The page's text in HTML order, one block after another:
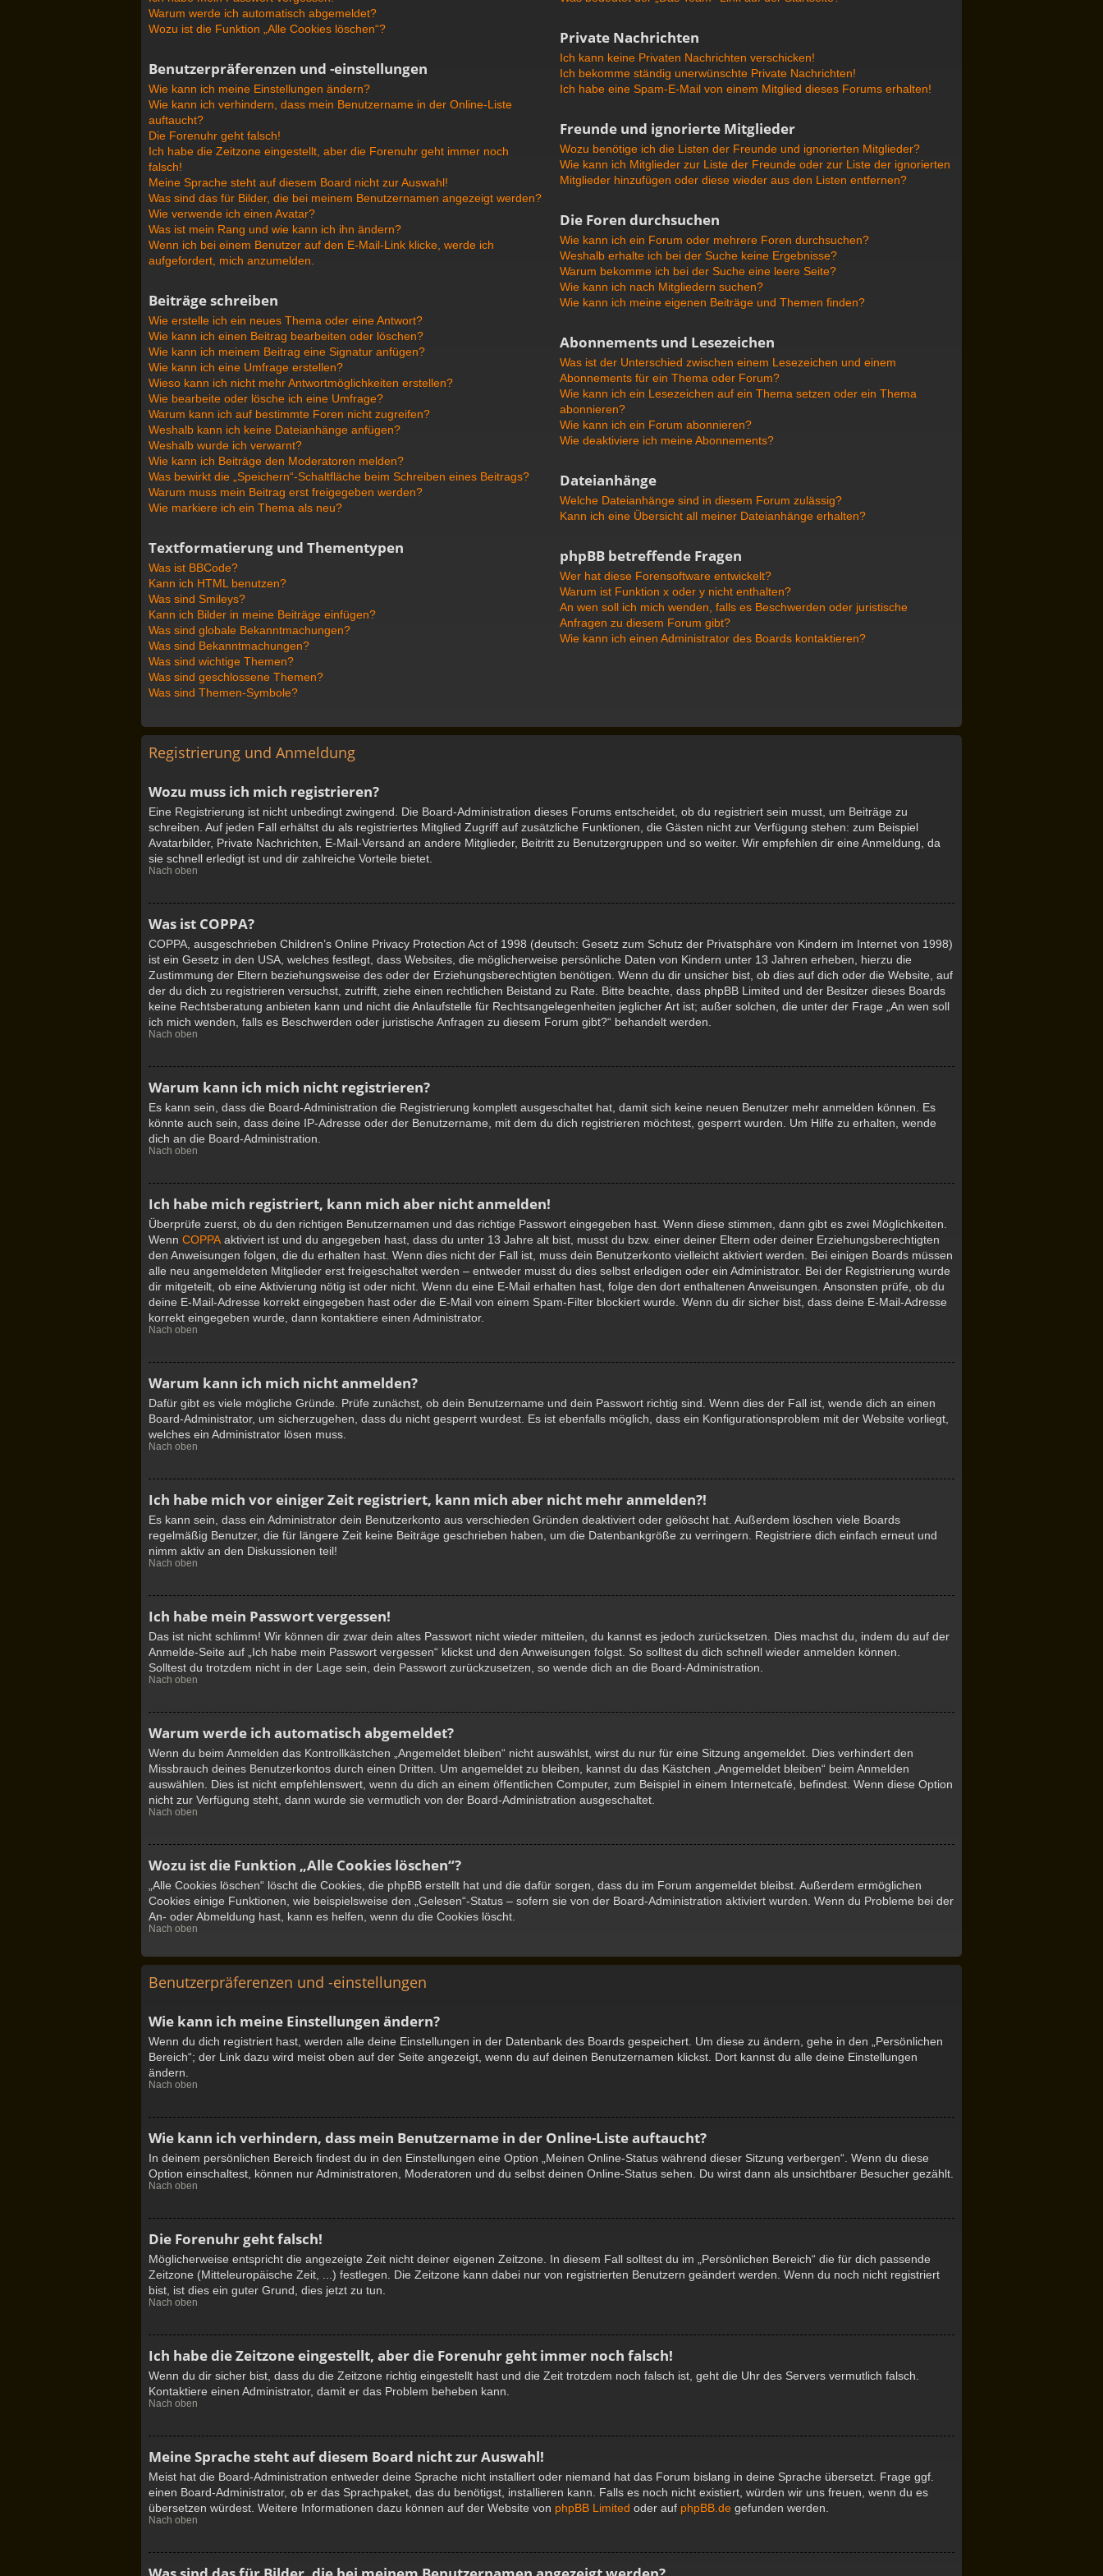
Warum werde ich automatisch abgemeldet?
Wozu ist die Funktion „Alle Cookies löschen“?
Benutzerpräferenzen und -einstellungen
Wie kann ich meine Einstellungen ändern?
Wie kann ich verhindern, dass mein Benutzername in der Online-Liste
auftaucht?
Die Forenuhr geht falsch!
Ich habe die Zeitzone eingestellt, aber die Forenuhr geht immer noch
falsch!
Meine Sprache steht auf diesem Board nicht zur Auswahl!
Was sind das für Bilder, die bei meinem Benutzernamen angezeigt werden?
Wie verwende ich einen Avatar?
Was ist mein Rang und wie kann ich ihn ändern?
Wenn ich bei einem Benutzer auf den E-Mail-Link klicke, werde ich
aufgefordert, mich anzumelden.
Beiträge schreiben
Wie erstelle ich ein neues Thema oder eine Antwort?
Wie kann ich einen Beitrag bearbeiten oder löschen?
Wie kann ich meinem Beitrag eine Signatur anfügen?
Wie kann ich eine Umfrage erstellen?
Wieso kann ich nicht mehr Antwortmöglichkeiten erstellen?
Wie bearbeite oder lösche ich eine Umfrage?
Warum kann ich auf bestimmte Foren nicht zugreifen?
Weshalb kann ich keine Dateianhänge anfügen?
Weshalb wurde ich verwarnt?
Wie kann ich Beiträge den Moderatoren melden?
Was bewirkt die „Speichern“-Schaltfläche beim Schreiben eines Beitrags?
Warum muss mein Beitrag erst freigegeben werden?
Wie markiere ich ein Thema als neu?
Textformatierung und Thementypen
Was ist BBCode?
Kann ich HTML benutzen?
Was sind Smileys?
Kann ich Bilder in meine Beiträge einfügen?
Was sind globale Bekanntmachungen?
Was sind Bekanntmachungen?
Was sind wichtige Themen?
Was sind geschlossene Themen?
Was sind Themen-Symbole?
Private Nachrichten
Ich kann keine Privaten Nachrichten verschicken!
Ich bekomme ständig unerwünschte Private Nachrichten!
Ich habe eine Spam-E-Mail von einem Mitglied dieses Forums erhalten!
Freunde und ignorierte Mitglieder
Wozu benötige ich die Listen der Freunde und ignorierten Mitglieder?
Wie kann ich Mitglieder zur Liste der Freunde oder zur Liste der ignorierten
Mitglieder hinzufügen oder diese wieder aus den Listen entfernen?
Die Foren durchsuchen
Wie kann ich ein Forum oder mehrere Foren durchsuchen?
Weshalb erhalte ich bei der Suche keine Ergebnisse?
Warum bekomme ich bei der Suche eine leere Seite?
Wie kann ich nach Mitgliedern suchen?
Wie kann ich meine eigenen Beiträge und Themen finden?
Abonnements und Lesezeichen
Was ist der Unterschied zwischen einem Lesezeichen und einem
Abonnements für ein Thema oder Forum?
Wie kann ich ein Lesezeichen auf ein Thema setzen oder ein Thema
abonnieren?
Wie kann ich ein Forum abonnieren?
Wie deaktiviere ich meine Abonnements?
Dateianhänge
Welche Dateianhänge sind in diesem Forum zulässig?
Kann ich eine Übersicht all meiner Dateianhänge erhalten?
phpBB betreffende Fragen
Wer hat diese Forensoftware entwickelt?
Warum ist Funktion x oder y nicht enthalten?
An wen soll ich mich wenden, falls es Beschwerden oder juristische
Anfragen zu diesem Forum gibt?
Wie kann ich einen Administrator des Boards kontaktieren?
Registrierung und Anmeldung
Wozu muss ich mich registrieren?
Eine Registrierung ist nicht unbedingt zwingend. Die Board-Administration dieses Forums entscheidet, ob du registriert sein musst, um Beiträge zu
schreiben. Auf jeden Fall erhältst du als registriertes Mitglied Zugriff auf zusätzliche Funktionen, die Gästen nicht zur Verfügung stehen: zum Beispiel
Avatarbilder, Private Nachrichten, E-Mail-Versand an andere Mitglieder, Beitritt zu Benutzergruppen und so weiter. Wir empfehlen dir eine Anmeldung, da
sie schnell erledigt ist und dir zahlreiche Vorteile bietet.
Nach oben
Was ist COPPA?
COPPA, ausgeschrieben Children’s Online Privacy Protection Act of 1998 (deutsch: Gesetz zum Schutz der Privatsphäre von Kindern im Internet von 1998)
ist ein Gesetz in den USA, welches festlegt, dass Websites, die möglicherweise persönliche Daten von Kindern unter 13 Jahren erheben, hierzu die
Zustimmung der Eltern beziehungsweise des oder der Erziehungsberechtigten benötigen. Wenn du dir unsicher bist, ob dies auf dich oder die Website, auf
der du dich zu registrieren versuchst, zutrifft, ziehe einen rechtlichen Beistand zu Rate. Bitte beachte, dass phpBB Limited und der Besitzer dieses Boards
keine Rechtsberatung anbieten kann und nicht die Anlaufstelle für Rechtsangelegenheiten jeglicher Art ist; außer solchen, die unter der Frage „An wen soll
ich mich wenden, falls es Beschwerden oder juristische Anfragen zu diesem Forum gibt?“ behandelt werden.
Nach oben
Warum kann ich mich nicht registrieren?
Es kann sein, dass die Board-Administration die Registrierung komplett ausgeschaltet hat, damit sich keine neuen Benutzer mehr anmelden können. Es
könnte auch sein, dass deine IP-Adresse oder der Benutzername, mit dem du dich registrieren möchtest, gesperrt wurden. Um Hilfe zu erhalten, wende
dich an die Board-Administration.
Nach oben
Ich habe mich registriert, kann mich aber nicht anmelden!
Überprüfe zuerst, ob du den richtigen Benutzernamen und das richtige Passwort eingegeben hast. Wenn diese stimmen, dann gibt es zwei Möglichkeiten.
Wenn COPPA aktiviert ist und du angegeben hast, dass du unter 13 Jahre alt bist, musst du bzw. einer deiner Eltern oder deiner Erziehungsberechtigten
den Anweisungen folgen, die du erhalten hast. Wenn dies nicht der Fall ist, muss dein Benutzerkonto vielleicht aktiviert werden. Bei einigen Boards müssen
alle neu angemeldeten Mitglieder erst freigeschaltet werden – entweder musst du dies selbst erledigen oder ein Administrator. Bei der Registrierung wurde
dir mitgeteilt, ob eine Aktivierung nötig ist oder nicht. Wenn du eine E-Mail erhalten hast, folge den dort enthaltenen Anweisungen. Ansonsten prüfe, ob du
deine E-Mail-Adresse korrekt eingegeben hast oder die E-Mail von einem Spam-Filter blockiert wurde. Wenn du dir sicher bist, dass deine E-Mail-Adresse
korrekt eingegeben wurde, dann kontaktiere einen Administrator.
Nach oben
Warum kann ich mich nicht anmelden?
Dafür gibt es viele mögliche Gründe. Prüfe zunächst, ob dein Benutzername und dein Passwort richtig sind. Wenn dies der Fall ist, wende dich an einen
Board-Administrator, um sicherzugehen, dass du nicht gesperrt wurdest. Es ist ebenfalls möglich, dass ein Konfigurationsproblem mit der Website vorliegt,
welches ein Administrator lösen muss.
Nach oben
Ich habe mich vor einiger Zeit registriert, kann mich aber nicht mehr anmelden?!
Es kann sein, dass ein Administrator dein Benutzerkonto aus verschieden Gründen deaktiviert oder gelöscht hat. Außerdem löschen viele Boards
regelmäßig Benutzer, die für längere Zeit keine Beiträge geschrieben haben, um die Datenbankgröße zu verringern. Registriere dich einfach erneut und
nimm aktiv an den Diskussionen teil!
Nach oben
Ich habe mein Passwort vergessen!
Das ist nicht schlimm! Wir können dir zwar dein altes Passwort nicht wieder mitteilen, du kannst es jedoch zurücksetzen. Dies machst du, indem du auf der
Anmelde-Seite auf „Ich habe mein Passwort vergessen“ klickst und den Anweisungen folgst. So solltest du dich schnell wieder anmelden können.
Solltest du trotzdem nicht in der Lage sein, dein Passwort zurückzusetzen, so wende dich an die Board-Administration.
Nach oben
Warum werde ich automatisch abgemeldet?
Wenn du beim Anmelden das Kontrollkästchen „Angemeldet bleiben“ nicht auswählst, wirst du nur für eine Sitzung angemeldet. Dies verhindert den
Missbrauch deines Benutzerkontos durch einen Dritten. Um angemeldet zu bleiben, kannst du das Kästchen „Angemeldet bleiben“ beim Anmelden
auswählen. Dies ist nicht empfehlenswert, wenn du dich an einem öffentlichen Computer, zum Beispiel in einem Internetcafé, befindest. Wenn diese Option
nicht zur Verfügung steht, dann wurde sie vermutlich von der Board-Administration ausgeschaltet.
Nach oben
Wozu ist die Funktion „Alle Cookies löschen“?
„Alle Cookies löschen“ löscht die Cookies, die phpBB erstellt hat und die dafür sorgen, dass du im Forum angemeldet bleibst. Außerdem ermöglichen
Cookies einige Funktionen, wie beispielsweise den „Gelesen“-Status – sofern sie von der Board-Administration aktiviert wurden. Wenn du Probleme bei der
An- oder Abmeldung hast, kann es helfen, wenn du die Cookies löscht.
Nach oben
Benutzerpräferenzen und -einstellungen
Wie kann ich meine Einstellungen ändern?
Wenn du dich registriert hast, werden alle deine Einstellungen in der Datenbank des Boards gespeichert. Um diese zu ändern, gehe in den „Persönlichen
Bereich“; der Link dazu wird meist oben auf der Seite angezeigt, wenn du auf deinen Benutzernamen klickst. Dort kannst du alle deine Einstellungen
ändern.
Nach oben
Wie kann ich verhindern, dass mein Benutzername in der Online-Liste auftaucht?
In deinem persönlichen Bereich findest du in den Einstellungen eine Option „Meinen Online-Status während dieser Sitzung verbergen“. Wenn du diese
Option einschaltest, können nur Administratoren, Moderatoren und du selbst deinen Online-Status sehen. Du wirst dann als unsichtbarer Besucher gezählt.
Nach oben
Die Forenuhr geht falsch!
Möglicherweise entspricht die angezeigte Zeit nicht deiner eigenen Zeitzone. In diesem Fall solltest du im „Persönlichen Bereich“ die für dich passende
Zeitzone (Mitteleuropäische Zeit, ...) festlegen. Die Zeitzone kann dabei nur von registrierten Benutzern geändert werden. Wenn du noch nicht registriert
bist, ist dies ein guter Grund, dies jetzt zu tun.
Nach oben
Ich habe die Zeitzone eingestellt, aber die Forenuhr geht immer noch falsch!
Wenn du dir sicher bist, dass du die Zeitzone richtig eingestellt hast und die Zeit trotzdem noch falsch ist, geht die Uhr des Servers vermutlich falsch.
Kontaktiere einen Administrator, damit er das Problem beheben kann.
Nach oben
Meine Sprache steht auf diesem Board nicht zur Auswahl!
Meist hat die Board-Administration entweder deine Sprache nicht installiert oder niemand hat das Forum bislang in deine Sprache übersetzt. Frage ggf.
einen Board-Administrator, ob er das Sprachpaket, das du benötigst, installieren kann. Falls es noch nicht existiert, würden wir uns freuen, wenn du es
übersetzen würdest. Weitere Informationen dazu können auf der Website von phpBB Limited oder auf phpBB.de gefunden werden.
Nach oben